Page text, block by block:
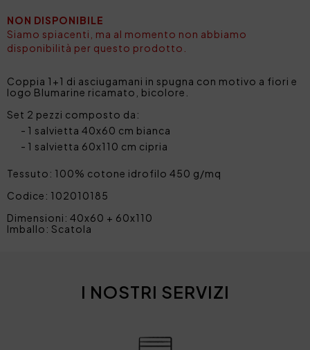
NON DISPONIBILE
Siamo spiacenti, ma al momento non abbiamo
disponibilità per questo prodotto.
Coppia 1+1 di asciugamani in spugna con motivo a fiori e
logo Blumarine ricamato, bicolore.
Set 2 pezzi composto da:
1 salvietta 40x60 cm bianca
1 salvietta 60x110 cm cipria
Tessuto: 100% cotone idrofilo 450 g/mq
Codice: 102010185
Dimensioni: 40x60 + 60x110
Imballo: Scatola
I NOSTRI SERVIZI